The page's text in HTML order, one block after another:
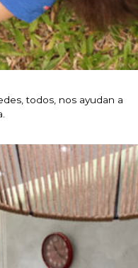
todos, nos ayudan a